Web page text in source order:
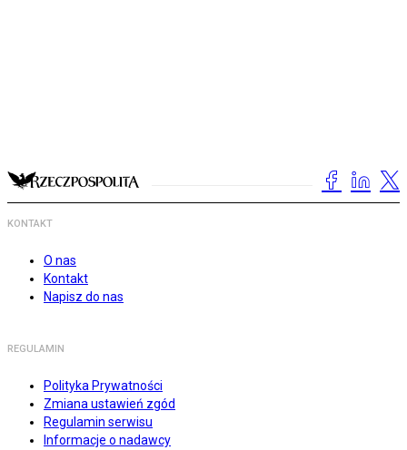
KONTAKT
O nas
Kontakt
Napisz do nas
REGULAMIN
Polityka Prywatności
Zmiana ustawień zgód
Regulamin serwisu
Informacje o nadawcy